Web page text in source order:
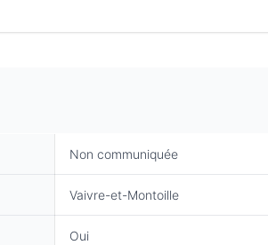
Non communiquée
Vaivre-et-Montoille
Oui